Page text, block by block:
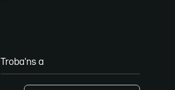
Troba'ns a